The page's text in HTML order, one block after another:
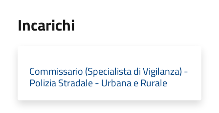
Incarichi
Commissario (Specialista di Vigilanza) -
Polizia Stradale - Urbana e Rurale